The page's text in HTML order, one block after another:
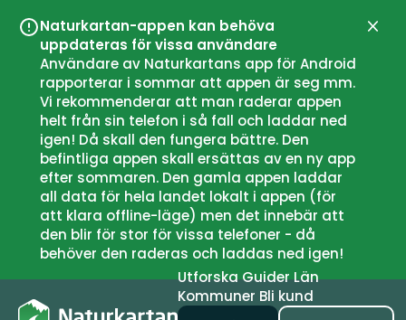
Naturkartan-appen kan behöva
uppdateras för vissa användare
Användare av Naturkartans app för Android
rapporterar i sommar att appen är seg mm.
Vi rekommenderar att man raderar appen
helt från sin telefon i så fall och laddar ned
igen! Då skall den fungera bättre. Den
befintliga appen skall ersättas av en ny app
efter sommaren. Den gamla appen laddar
all data för hela landet lokalt i appen (för
att klara offline-läge) men det innebär att
den blir för stor för vissa telefoner - då
behöver den raderas och laddas ned igen!
UtforskaGuiderLän
Kommuner Bli kund